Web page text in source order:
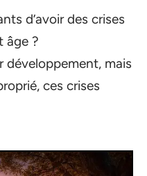
d’avoir des crises
âge ?
développement, mais
ces crises